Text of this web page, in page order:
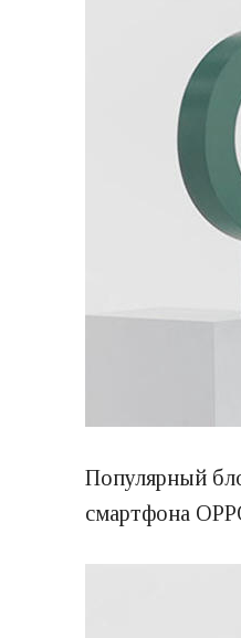
Популярный
смартфона